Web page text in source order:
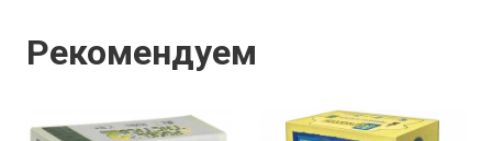
Рекомендуем